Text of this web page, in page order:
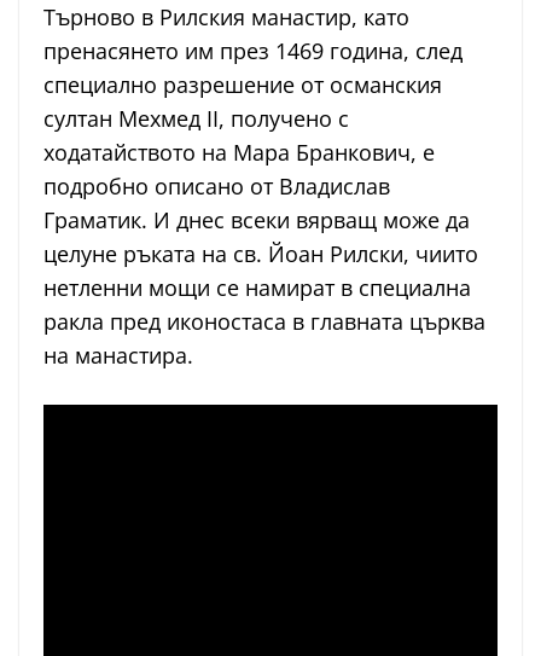
Търново в Рилския манастир, като
пренасянето им през 1469 година, след
специално разрешение от османския
султан Мехмед II, получено с
ходатайството на Мара Бранкович, е
подробно описано от Владислав
Граматик. И днес всеки вярващ може да
целуне ръката на св. Йоан Рилски, чиито
нетленни мощи се намират в специална
ракла пред иконостаса в главната църква
на манастира.